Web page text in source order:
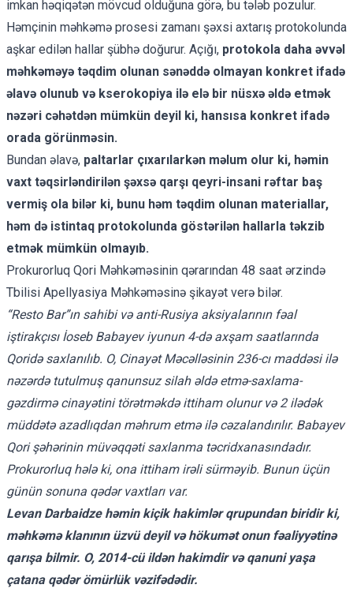
imkan həqiqətən mövcud olduğuna görə, bu tələb pozulur.
Həmçinin məhkəmə prosesi zamanı şəxsi axtarış protokolunda
aşkar edilən hallar şübhə doğurur. Açığı, protokola daha əvvəl
məhkəməyə təqdim olunan sənəddə olmayan konkret ifadə
əlavə olunub və kserokopiya ilə elə bir nüsxə əldə etmək
nəzəri cəhətdən mümkün deyil ki, hansısa konkret ifadə
orada görünməsin.
Bundan əlavə, paltarlar çıxarılarkən məlum olur ki, həmin
vaxt təqsirləndirilən şəxsə qarşı qeyri-insani rəftar baş
vermiş ola bilər ki, bunu həm təqdim olunan materiallar,
həm də istintaq protokolunda göstərilən hallarla təkzib
etmək mümkün olmayıb.
Prokurorluq Qori Məhkəməsinin qərarından 48 saat ərzində
Tbilisi Apellyasiya Məhkəməsinə şikayət verə bilər.
“Resto Bar”ın sahibi və anti-Rusiya aksiyalarının fəal
iştirakçısı İoseb Babayev iyunun 4-də axşam saatlarında
Qoridə saxlanılıb. O, Cinayət Məcəlləsinin 236-cı maddəsi ilə
nəzərdə tutulmuş qanunsuz silah əldə etmə-saxlama-
gəzdirmə cinayətini törətməkdə ittiham olunur və 2 ilədək
müddətə azadlıqdan məhrum etmə ilə cəzalandırılır. Babayev
Qori şəhərinin müvəqqəti saxlanma təcridxanasındadır.
Prokurorluq hələ ki, ona ittiham irəli sürməyib. Bunun üçün
günün sonuna qədər vaxtları var.
Levan Darbaidze həmin kiçik hakimlər qrupundan biridir ki,
məhkəmə klanının üzvü deyil və hökumət onun fəaliyyətinə
qarışa bilmir. O, 2014-cü ildən hakimdir və qanuni yaşa
çatana qədər ömürlük vəzifədədir.